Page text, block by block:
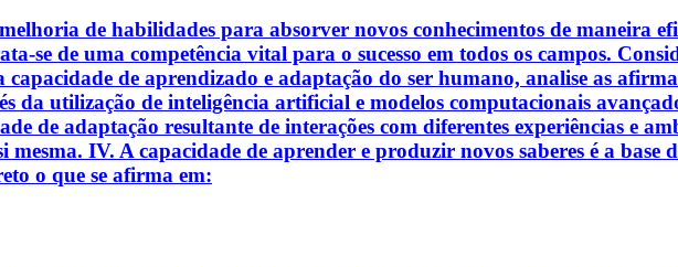
de habilidades para absorver novos conhecimentos de maneira
se de uma competência vital para o sucesso em todos os campos.
capacidade de aprendizado e adaptação do ser humano, analise as
da utilização de inteligência artificial e modelos computacionais
de adaptação resultante de interações com diferentes experiências e
mesma. IV. A capacidade de aprender e produzir novos saberes é a base
o que se afirma em: